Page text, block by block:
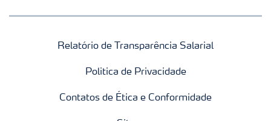
Relatório de Transparência Salarial
Politica de Privacidade
Contatos de Ética e Conformidade